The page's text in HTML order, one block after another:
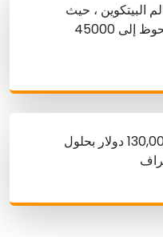
البيتكوين ، حيث
تشير التوقعات إلى ارتفاع ملحوظ إلى 45000
ستصل عملة البيتكوين إلى 130,000 دولار بحلول